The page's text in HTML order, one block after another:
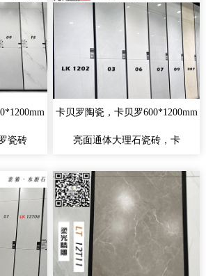
瓷砖
卡贝罗陶瓷，卡贝罗600*1200mm
亮面通体大理石瓷砖，卡